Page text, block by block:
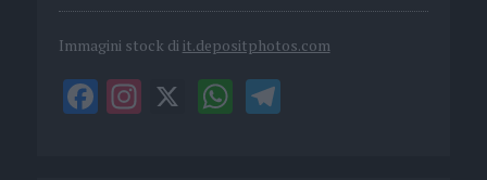
Immagini stock di it.depositphotos.com